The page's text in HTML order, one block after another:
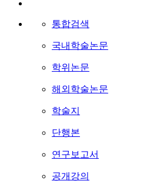
통합검색
국내학술논문
학위논문
해외학술논문
학술지
단행본
연구보고서
공개강의